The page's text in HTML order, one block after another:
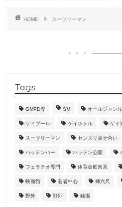
HOME スーツリーマン
Tags
GMPD専 SM オールジャンル
ゲイプール ゲイホテル ゲイ
スーツリーマン センズリ見せ合い
ハッテンバー ハッテン公園
フェラチオ専門 体育会筋肉系
映画館 若者中心 褌六尺
野外 野郎 銭湯